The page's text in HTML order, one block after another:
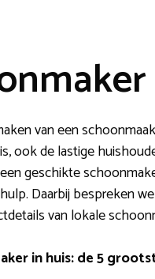
van een
ook de lastige
geschikte
Daarbij bespreken
van lokale
in huis: de 5